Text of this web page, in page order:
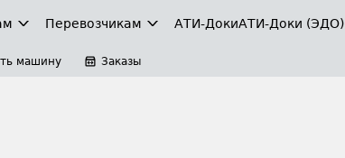
Перевозчикам АТИ-ДокиАТИ-Доки (ЭДО)
машину Заказы